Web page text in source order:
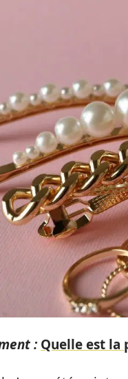
: Quelle est